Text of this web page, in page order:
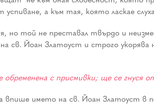
а към тая, която ласкае
но той не преставал твърдо и
Йоан Златоуст и строго укорява
с присмивки; ще се гнуся
впише името на св. Йоан Златоуст в